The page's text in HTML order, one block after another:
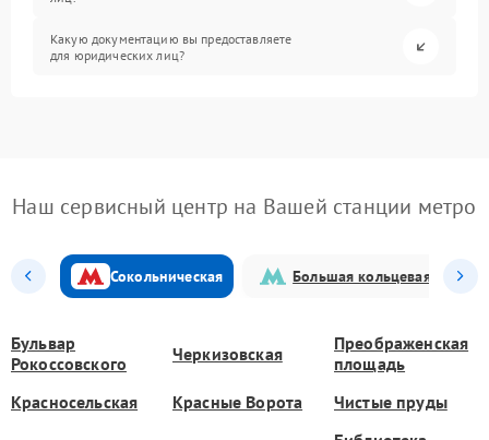
Какую документацию вы предоставляете
для юридических лиц?
Наш сервисный центр на Вашей станции метро
Сокольническая Большая кольцевая
Бульвар
Рокоссовского
Черкизовская
Преображенская
площадь
Красносельская
Красные Ворота Чистые пруды